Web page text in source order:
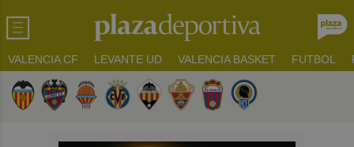
VALENCIA CF LEVANTE UD VALENCIA BASKET FUTBOL